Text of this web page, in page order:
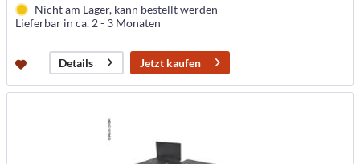
Nicht am Lager, kann bestellt werden
Lieferbar in ca. 2 - 3 Monaten
Details Jetzt kaufen